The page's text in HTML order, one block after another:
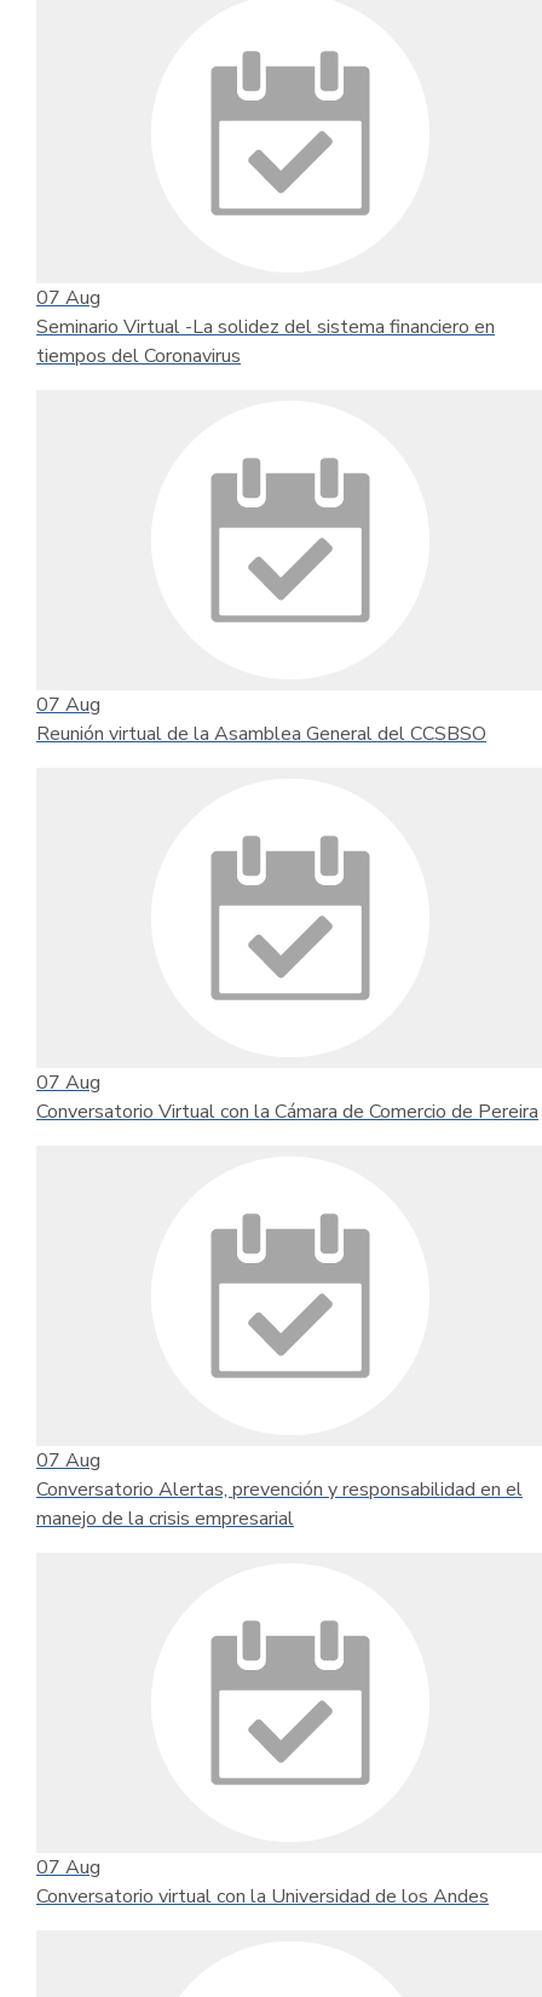
07 Aug
Seminario Virtual -La solidez del sistema financiero en
tiempos del Coronavirus
07 Aug
Reunión virtual de la Asamblea General del CCSBSO
07 Aug
Conversatorio Virtual con la Cámara de Comercio de Pereira
07 Aug
Conversatorio Alertas, prevención y responsabilidad en el
manejo de la crisis empresarial
07 Aug
Conversatorio virtual con la Universidad de los Andes